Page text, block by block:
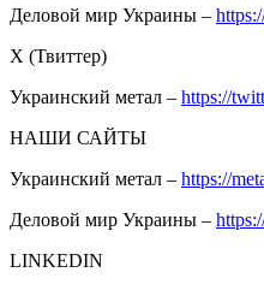
Деловой мир Украины –
Х (Твиттер)
Украинский метал – https://
НАШИ САЙТЫ
Украинский метал – https://
Деловой мир Украины –
LINKEDIN